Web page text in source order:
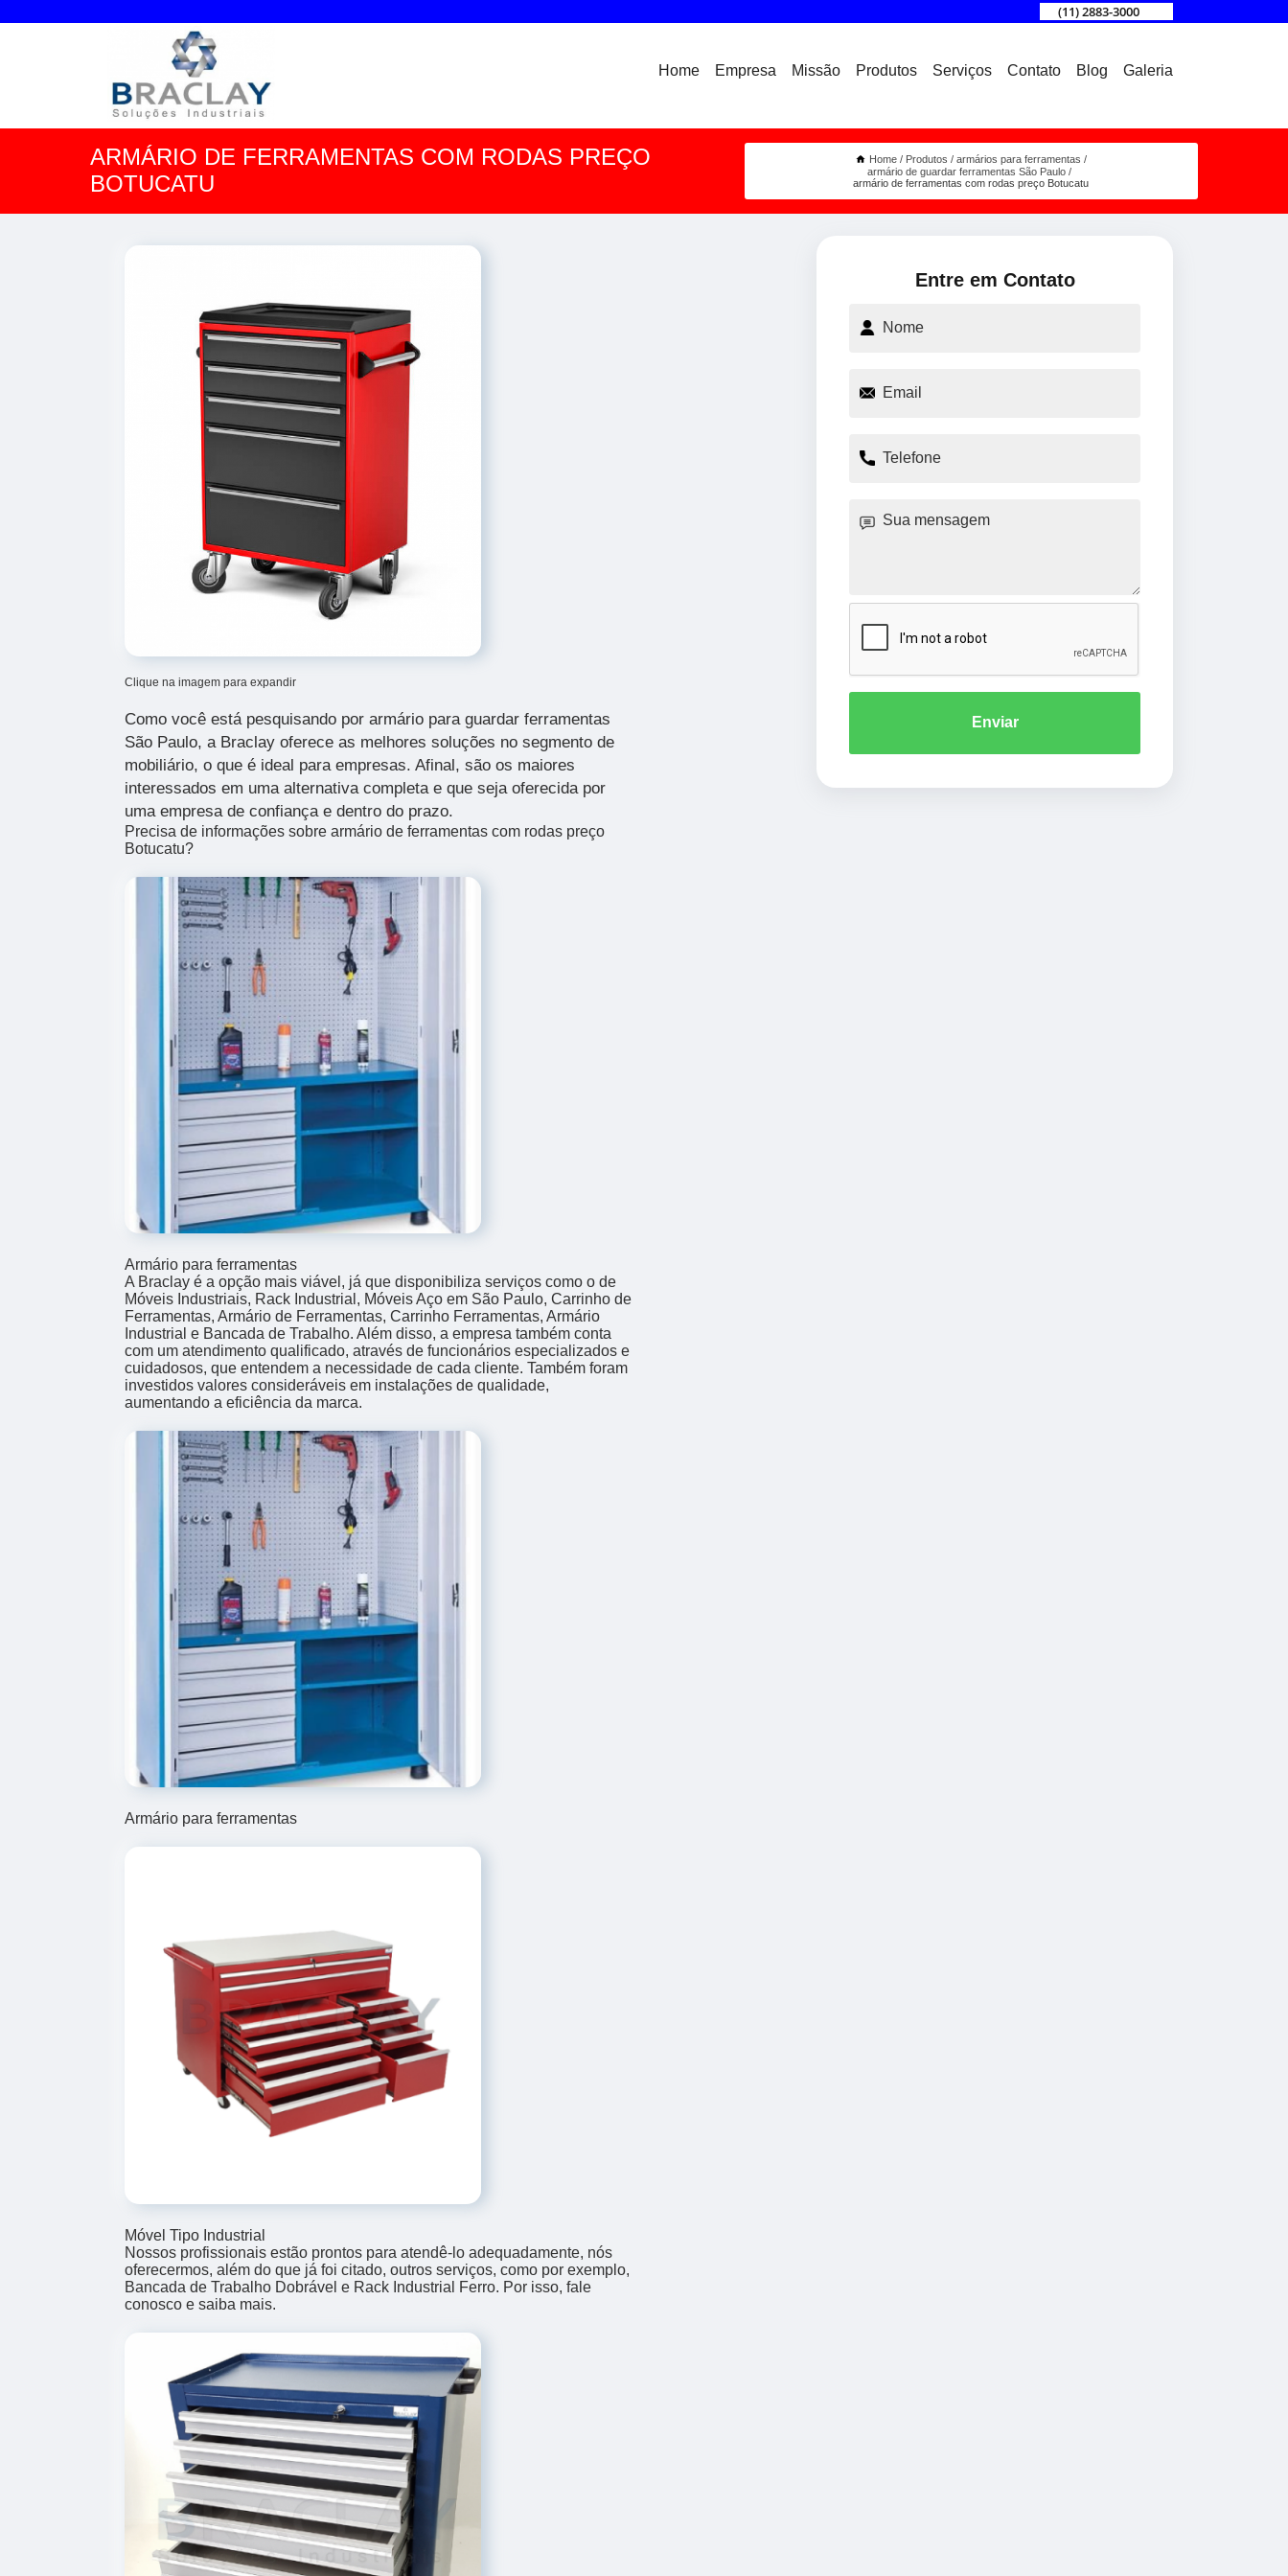
(11) 2883-3000
Home Empresa Missão Produtos Serviços Contato Blog Galeria
ARMÁRIO DE FERRAMENTAS COM RODAS PREÇO
BOTUCATU
Home Produtos
armários para ferramentas
armário de guardar ferramentas São Paulo
armário de ferramentas com rodas preço Botucatu
Clique na imagem para expandir
Como você está pesquisando por armário para guardar ferramentas
São Paulo, a Braclay oferece as melhores soluções no segmento de
mobiliário, o que é ideal para empresas. Afinal, são os maiores
interessados em uma alternativa completa e que seja oferecida por
uma empresa de confiança e dentro do prazo.
Precisa de informações sobre armário de ferramentas com rodas preço
Botucatu?
Armário para ferramentas
A Braclay é a opção mais viável, já que disponibiliza serviços como o de
Móveis Industriais, Rack Industrial, Móveis Aço em São Paulo, Carrinho de
Ferramentas, Armário de Ferramentas, Carrinho Ferramentas, Armário
Industrial e Bancada de Trabalho. Além disso, a empresa também conta
com um atendimento qualificado, através de funcionários especializados e
cuidadosos, que entendem a necessidade de cada cliente. Também foram
investidos valores consideráveis em instalações de qualidade,
aumentando a eficiência da marca.
Armário para ferramentas
Móvel Tipo Industrial
Nossos profissionais estão prontos para atendê-lo adequadamente, nós
oferecermos, além do que já foi citado, outros serviços, como por exemplo,
Bancada de Trabalho Dobrável e Rack Industrial Ferro. Por isso, fale
conosco e saiba mais.
Entre em Contato
Enviar